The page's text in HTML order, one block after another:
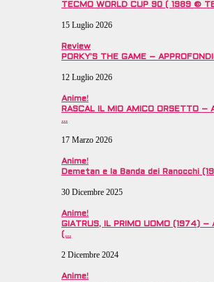
TECMO WORLD CUP 90 ( 1989 ©
15 Luglio 2026
Review
PORKY’S THE GAME –
12 Luglio 2026
Anime!
RASCAL IL MIO AMICO ORSETTO –
…
17 Marzo 2026
Anime!
Demetan e la Banda dei Ranocchi
30 Dicembre 2025
Anime!
GIATRUS, IL PRIMO UOMO (1974) –
(…
2 Dicembre 2024
Anime!